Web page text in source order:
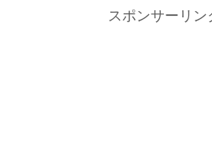
スポンサーリン